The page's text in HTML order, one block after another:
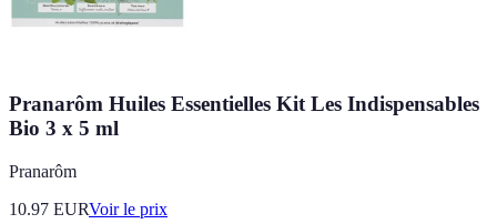
Pranarôm Huiles Essentielles Kit Les Indispensables
Bio 3 x 5 ml
Pranarôm
10.97 EURVoir le prix